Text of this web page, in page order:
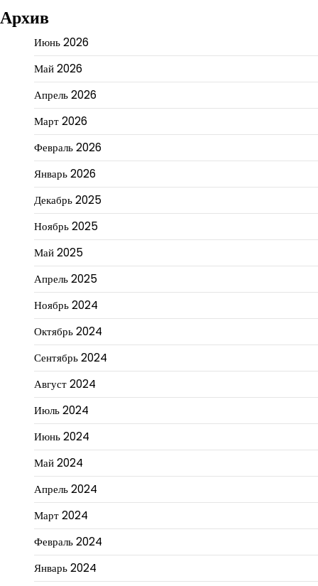
Архив
Июнь 2026
Май 2026
Апрель 2026
Март 2026
Февраль 2026
Январь 2026
Декабрь 2025
Ноябрь 2025
Май 2025
Апрель 2025
Ноябрь 2024
Октябрь 2024
Сентябрь 2024
Август 2024
Июль 2024
Июнь 2024
Май 2024
Апрель 2024
Март 2024
Февраль 2024
Январь 2024